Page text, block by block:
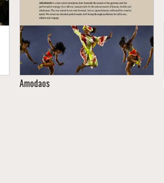
Le projet vise à contribuer au
changement social et à la promotion
des droits de l’enfant au Sénégal.
Amodaos